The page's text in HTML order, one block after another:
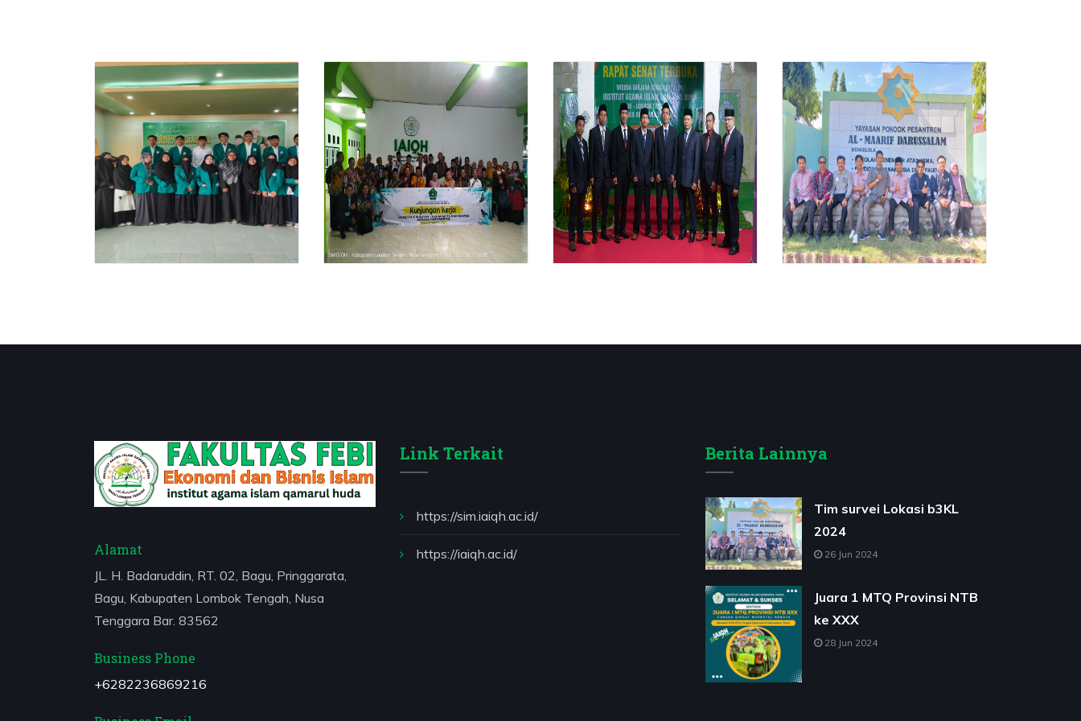
Alamat
JL. H. Badaruddin, RT. 02, Bagu, Pringgarata,
Bagu, Kabupaten Lombok Tengah, Nusa
Tenggara Bar. 83562
Business Phone
+6282236869216
Link Terkait
https://sim.iaiqh.ac.id/
https://iaiqh.ac.id/
Berita Lainnya
Tim survei Lokasi b3KL
2024
26 Jun 2024
Juara 1 MTQ Provinsi NTB
ke XXX
28 Jun 2024